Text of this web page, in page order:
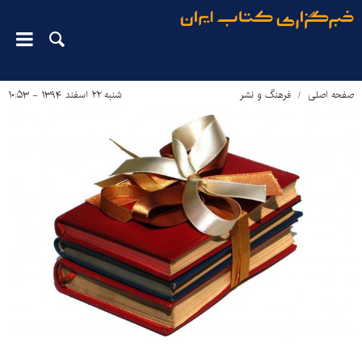
صفحه اصلی فرهنگ و نشر شنبه ۲۲ اسفند ۱۳۹۴ - ۱۰:۵۳